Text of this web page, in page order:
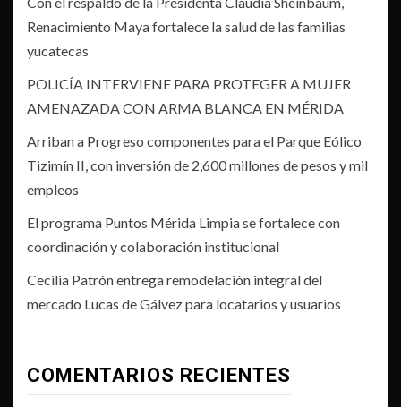
Renacimiento Maya fortalece la salud de las familias
yucatecas
POLICÍA INTERVIENE PARA PROTEGER A MUJER
AMENAZADA CON ARMA BLANCA EN MÉRIDA
Arriban a Progreso componentes para el Parque Eólico
Tizimín II, con inversión de 2,600 millones de pesos y mil
empleos
El programa Puntos Mérida Limpia se fortalece con
coordinación y colaboración institucional
Cecilia Patrón entrega remodelación integral del
mercado Lucas de Gálvez para locatarios y usuarios
COMENTARIOS RECIENTES